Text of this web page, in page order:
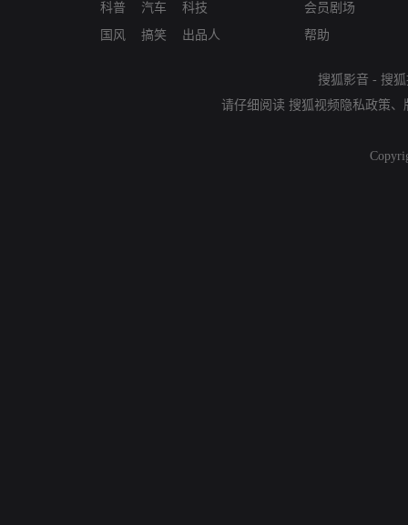
科普
国风
汽车
搞笑
科技
出品人
会员剧场
帮助
搜狐影音 - 搜
请仔细阅读 搜狐视频隐私政策、